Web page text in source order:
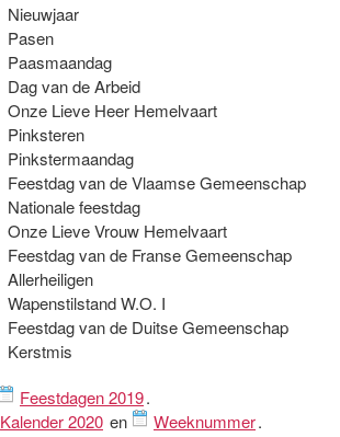
Nieuwjaar
Pasen
Paasmaandag
Dag van de Arbeid
Onze Lieve Heer Hemelvaart
Pinksteren
Pinkstermaandag
Feestdag van de Vlaamse Gemeenschap
Nationale feestdag
Onze Lieve Vrouw Hemelvaart
Feestdag van de Franse Gemeenschap
Allerheiligen
Wapenstilstand W.O. I
Feestdag van de Duitse Gemeenschap
Kerstmis
Feestdagen 2019.
Kalender 2020 en Weeknummer.